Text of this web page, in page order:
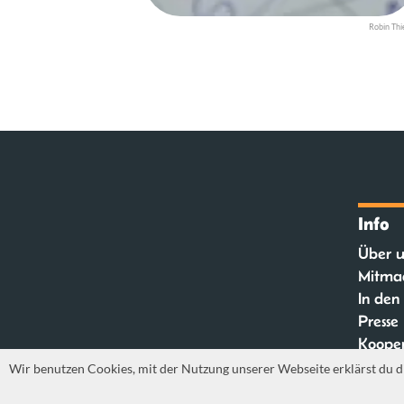
Robin
Info
Über
In
Presse
FAQ
Wir benutzen Cookies, mit der Nutzung unserer Webseite erklärst du